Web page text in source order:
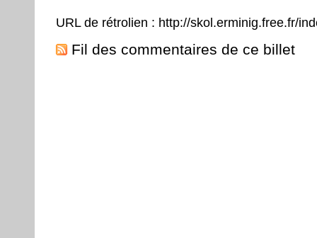
URL de rétrolien : http://skol.erminig.free.fr/
Fil des commentaires de ce billet